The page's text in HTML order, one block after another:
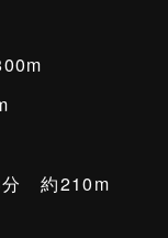
約210m